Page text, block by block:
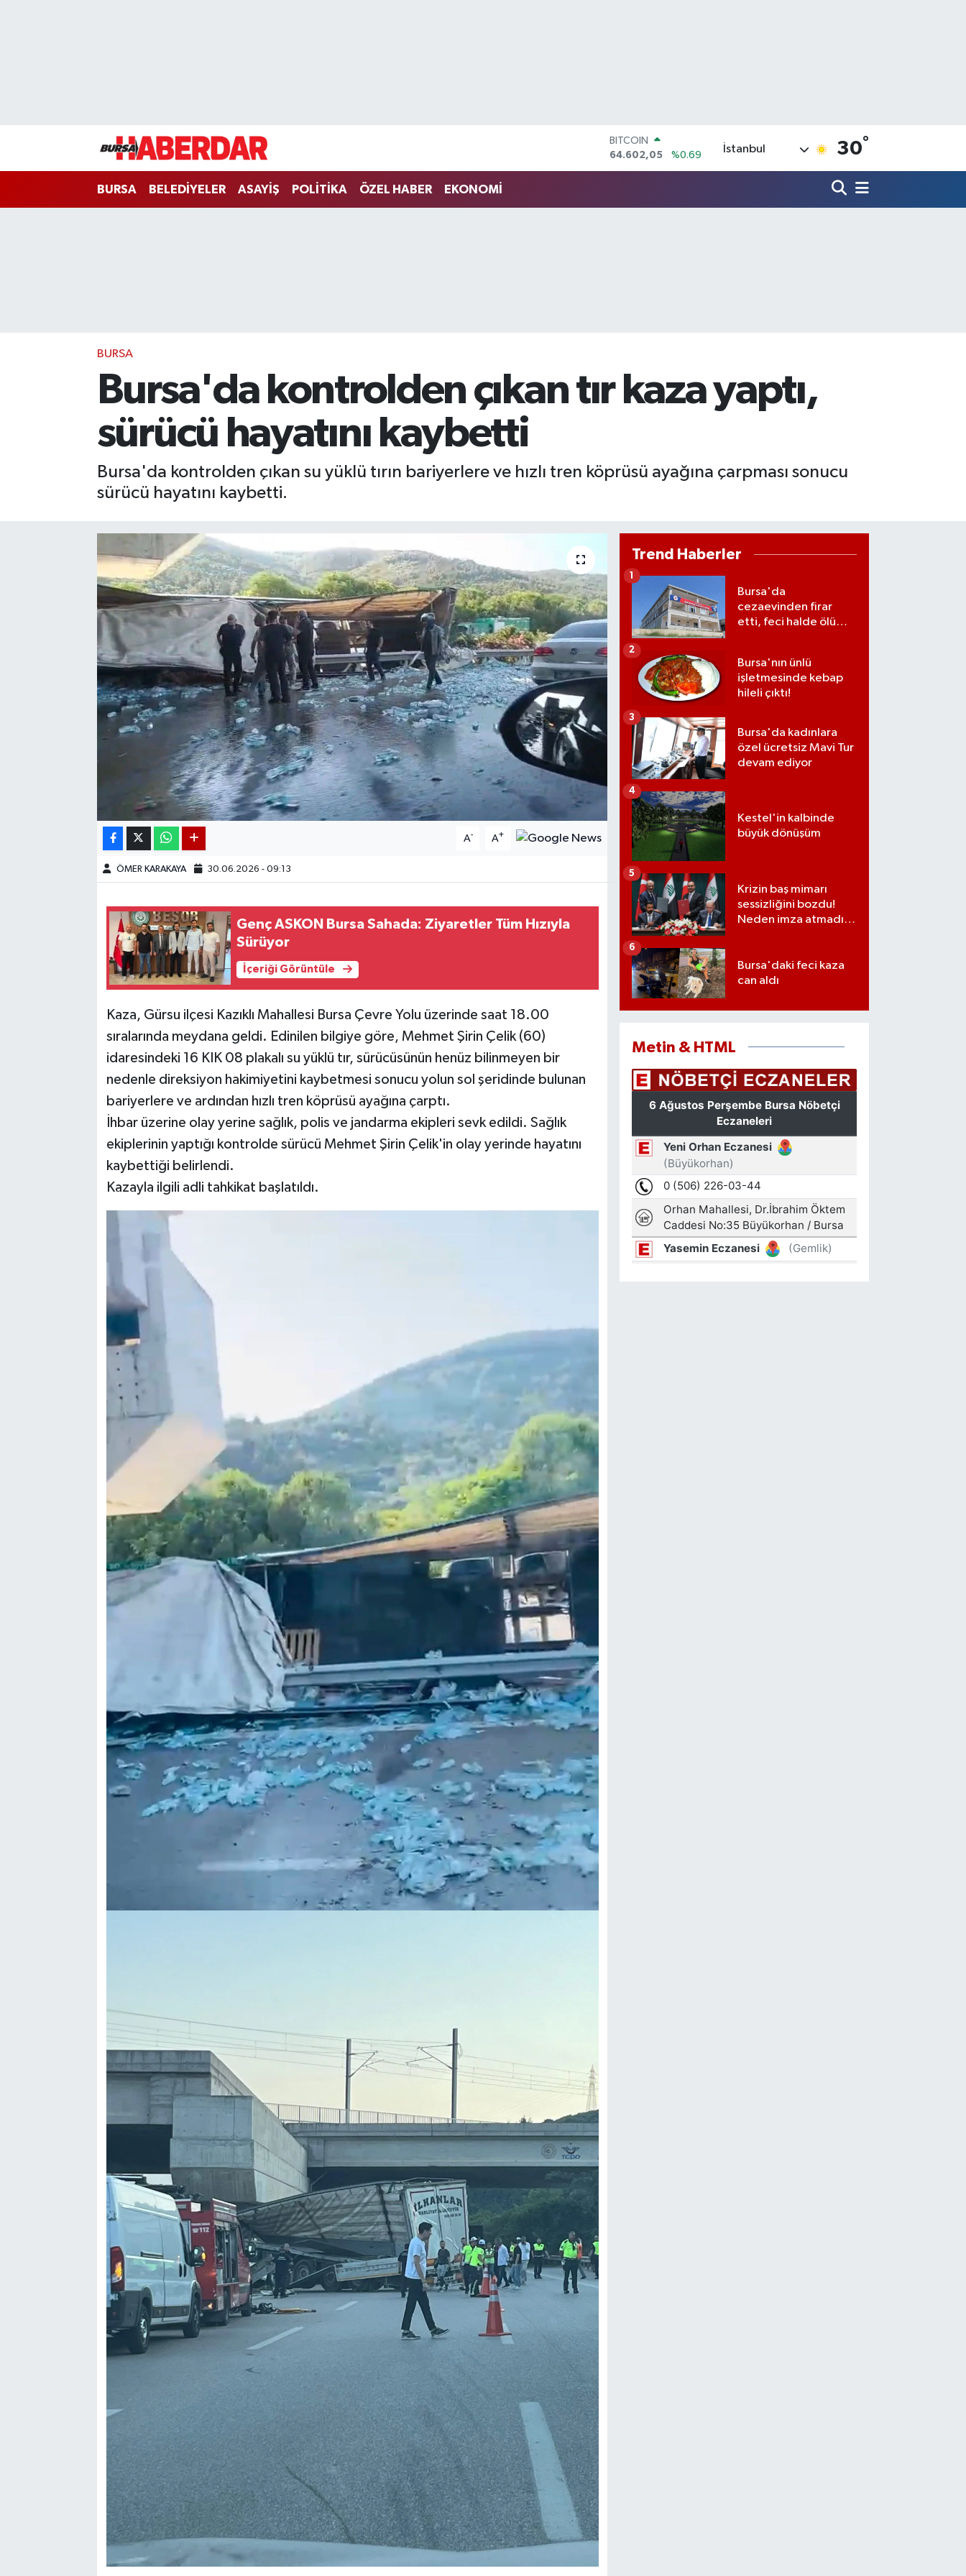
DOLAR
47,5986
%0.06
EURO
İstanbul 30°
BURSA BELEDİYELER ASAYİŞ POLİTİKA ÖZEL HABER EKONOMİ
BURSA
Bursa'da kontrolden çıkan tır kaza yaptı,
sürücü hayatını kaybetti
Bursa'da kontrolden çıkan su yüklü tırın bariyerlere ve hızlı tren köprüsü ayağına çarpması sonucu
sürücü hayatını kaybetti.
A- A+
ÖMER KARAKAYA 30.06.2026 - 09:13
Genç ASKON Bursa Sahada: Ziyaretler Tüm Hızıyla
Sürüyor
İçeriği Görüntüle
Kaza, Gürsu ilçesi Kazıklı Mahallesi Bursa Çevre Yolu üzerinde saat 18.00
sıralarında meydana geldi. Edinilen bilgiye göre, Mehmet Şirin Çelik (60)
idaresindeki 16 KIK 08 plakalı su yüklü tır, sürücüsünün henüz bilinmeyen bir
nedenle direksiyon hakimiyetini kaybetmesi sonucu yolun sol şeridinde bulunan
bariyerlere ve ardından hızlı tren köprüsü ayağına çarptı.
İhbar üzerine olay yerine sağlık, polis ve jandarma ekipleri sevk edildi. Sağlık
ekiplerinin yaptığı kontrolde sürücü Mehmet Şirin Çelik'in olay yerinde hayatını
kaybettiği belirlendi.
Kazayla ilgili adli tahkikat başlatıldı.
Trend Haberler
Bursa'da
cezaevinden firar
etti, feci halde ölü
1
Bursa'nın ünlü
işletmesinde kebap
hileli çıktı!
2
Bursa'da kadınlara
özel ücretsiz Mavi Tur
devam ediyor
3
Kestel'in kalbinde
büyük dönüşüm
4
Krizin baş mimarı
sessizliğini bozdu!
Neden imza atmadığı
5
Bursa'daki feci kaza
can aldı
6
Metin & HTML
Tüm Manşetler